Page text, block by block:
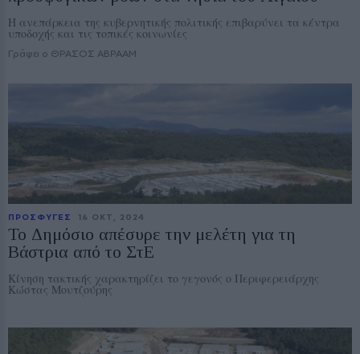
Η ανεπάρκεια της κυβερνητικής πολιτικής επιβαρύνει τα κέντρα
υποδοχής και τις τοπικές κοινωνίες
Γράφει ο ΘΡΑΣΟΣ ΑΒΡΑΑΜ
ΠΡΟΣΦΥΓΕΣ 16 ΟΚΤ, 2024
Το Δημόσιο απέσυρε την μελέτη για τη
Βάστρια από το ΣτΕ
Κίνηση τακτικής χαρακτηρίζει το γεγονός ο Περιφερειάρχης
Κώστας Μουτζούρης